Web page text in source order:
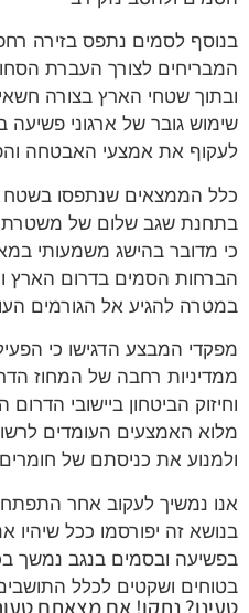
בנוסף לסמים נתפס בזירה
המבריחים לצורך העברת
ובתוך שטחי הארץ בצורה
שימוש גובר של ארגוני פשיעה
לעקוף את אמצעי האבטחה
כלל הממצאים שנתפסו בשטח
בתחנת שגב שלום של משטרת
כי מדובר בהישג משמעותי
הברחות הסמים בדרום הארץ
במטרה להגיע אל הגורמים
מפקדי המבצע הדגישו כי
ממדיניות רחבה של המחוז
וחיזוק הביטחון ביישובי
מלוא האמצעים העומדים
ולמנוע את כניסתם של
אנו נמשיך לעקוב אחר
בנושא זה יפורסמו ככל שיהיו
בפשיעה ובסמים בנגב נמשך
בטוחים ושקטים לכלל